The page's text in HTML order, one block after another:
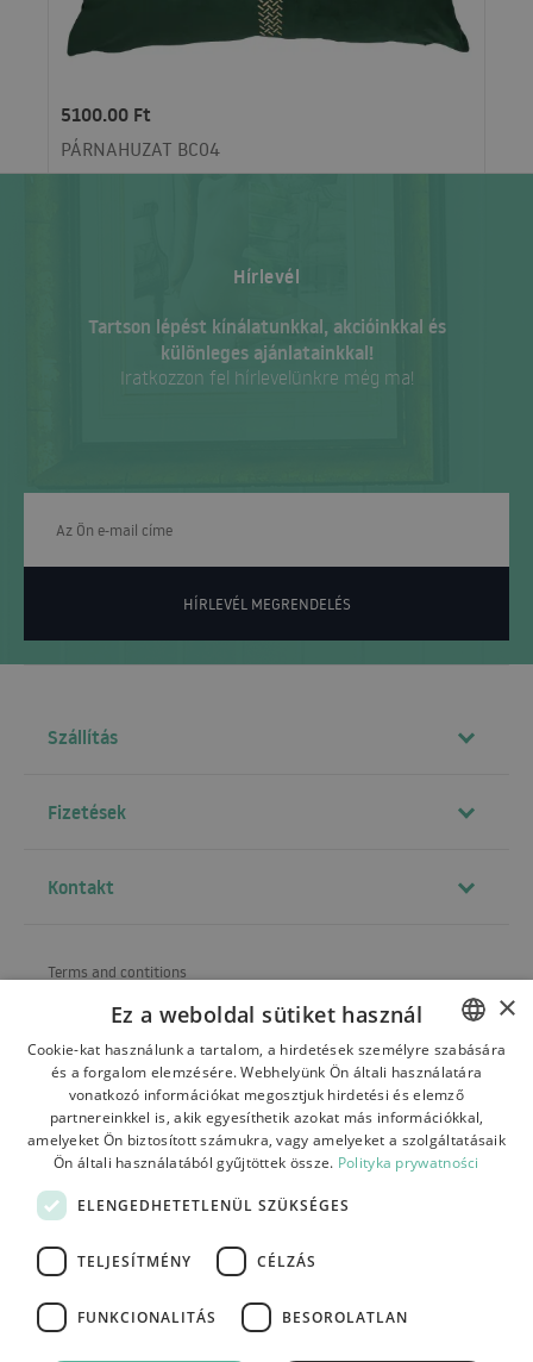
5100.00 Ft
PÁRNAHUZAT BC04
Hírlevél
Tartson lépést kínálatunkkal, akcióinkkal és
különleges ajánlatainkkal!
Iratkozzon fel hírlevelünkre még ma!
HÍRLEVÉL MEGRENDELÉS
Szállítás
Fizetések
Kontakt
Terms and contitions
Payments
Contact
POLISH
BULGARIAN
CZECH
×
Ez a weboldal sütiket használ
Cookie-kat használunk a tartalom, a hirdetések személyre szabására
és a forgalom elemzésére. Webhelyünk Ön általi használatára
vonatkozó információkat megosztjuk hirdetési és elemző
partnereinkkel is, akik egyesíthetik azokat más információkkal,
amelyeket Ön biztosított számukra, vagy amelyeket a szolgáltatásaik
Ön általi használatából gyűjtöttek össze. Polityka prywatności
ELENGEDHETETLENÜL SZÜKSÉGES
TELJESÍTMÉNY CÉLZÁS
FUNKCIONALITÁS BESOROLATLAN